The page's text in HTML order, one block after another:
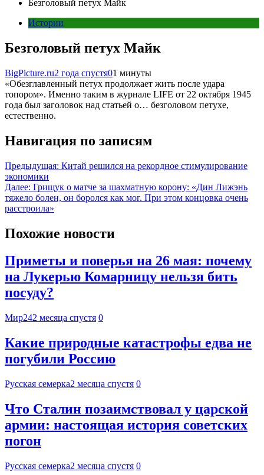
Безголовый петух Майк
Истории
Безголовый петух Майк
BigPicture.ru2 года спустя01 минуты
«Обезглавленный петух продолжает жить после удара
топором». Именно таким в журнале LIFE от 22 октября 1945
года был заголовок над статьей о… безголовом петухе,
естественно.
Навигация по записям
Предыдущая: Китай решился на рекордное стимулирование
экономики
Далее: Грищук о матче за шахматную корону: «Дин Лижэнь
тяжело болен, он боролся как мог. При этом концовка очень
расстроила»
Похожие новости
Приметы и поверья на 26 мая: почему
на Лукерью Комарницу нельзя бить
посуду?
Мир242 месяца спустя 0
Какие природные катастрофы едва не
погубили Россию
Русская семерка2 месяца спустя 0
Что Сталин позаимствовал у царской
армии: настоящая история советских
погон
Русская семерка2 месяца спустя 0